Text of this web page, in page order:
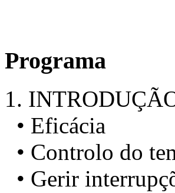
Programa
1.
• Eficácia
• Controlo do
• Gerir